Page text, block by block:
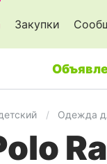
Закупки
Одежда